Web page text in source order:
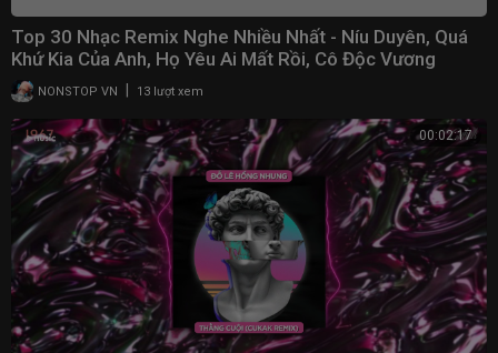
Top 30 Nhạc Remix Nghe Nhiều Nhất - Níu Duyên, Quá
Khứ Kia Của Anh, Họ Yêu Ai Mất Rồi, Cô Độc Vương
NONSTOP VN | 13 lượt xem
00:02:17